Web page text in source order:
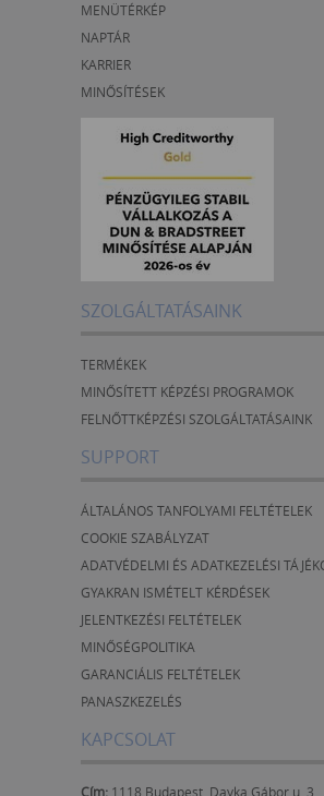
MENÜTÉRKÉP
NAPTÁR
KARRIER
MINŐSÍTÉSEK
SZOLGÁLTATÁSAINK
TERMÉKEK
MINŐSÍTETT KÉPZÉSI PROGRAMOK
FELNŐTTKÉPZÉSI SZOLGÁLTATÁSAINK
SUPPORT
ÁLTALÁNOS TANFOLYAMI FELTÉTELEK
COOKIE SZABÁLYZAT
ADATVÉDELMI ÉS ADATKEZELÉSI
GYAKRAN ISMÉTELT KÉRDÉSEK
JELENTKEZÉSI FELTÉTELEK
MINŐSÉGPOLITIKA
GARANCIÁLIS FELTÉTELEK
PANASZKEZELÉS
KAPCSOLAT
Cím: 1118 Budapest, Dayka Gábor u. 3.